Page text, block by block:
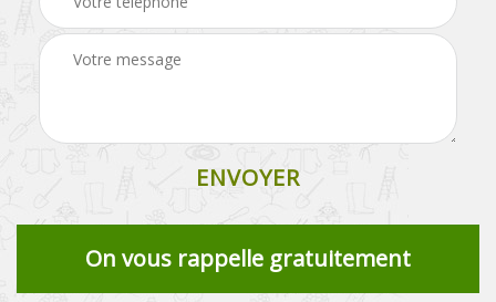
On vous rappelle gratuitement